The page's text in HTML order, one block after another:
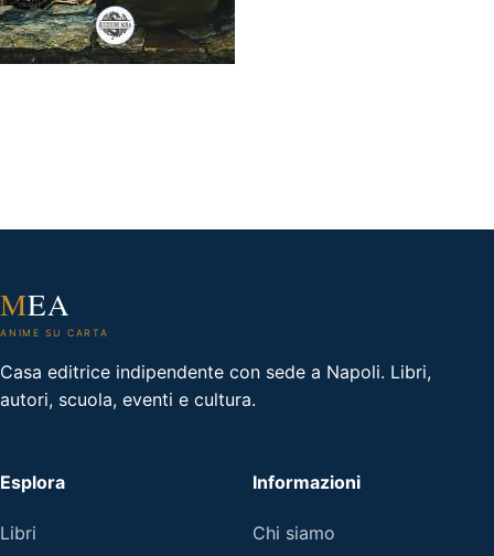
MEA
ANIME SU CARTA
Casa editrice indipendente con sede a Napoli. Libri,
autori, scuola, eventi e cultura.
Esplora
Libri
Informazioni
Chi siamo